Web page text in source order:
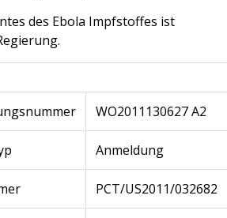
des Ebola Impfstoffes ist
WO2011130627 A2
Anmeldung
PCT/US2011/032682